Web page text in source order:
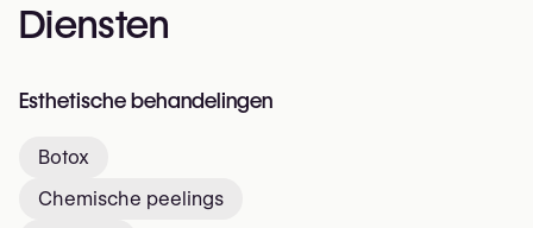
Diensten
Esthetische behandelingen
Botox
Chemische peelings